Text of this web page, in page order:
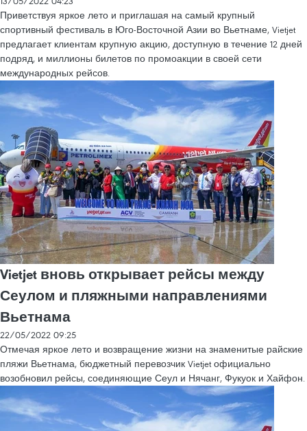
Приветствуя яркое лето и приглашая на самый крупный
спортивный фестиваль в Юго-Восточной Азии во Вьетнаме, Vietjet
предлагает клиентам крупную акцию, доступную в течение 12 дней
подряд, и миллионы билетов по промоакции в своей сети
международных рейсов.
Vietjet вновь открывает рейсы между
Сеулом и пляжными направлениями
Вьетнама
22/05/2022 09:25
Отмечая яркое лето и возвращение жизни на знаменитые райские
пляжи Вьетнама, бюджетный перевозчик Vietjet официально
возобновил рейсы, соединяющие Сеул и Нячанг, Фукуок и Хайфон.